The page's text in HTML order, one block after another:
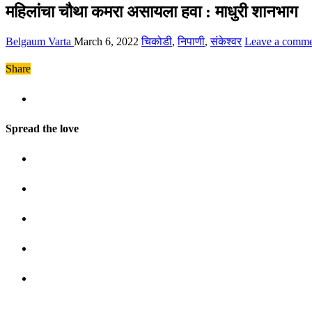
महिलांचा चौथा कमरा असायला हवा : माधुरी शानभाग
Belgaum Varta March 6, 2022 चिकोडी,निपाणी,संकेश्वर Leave a
Share
Spread the love